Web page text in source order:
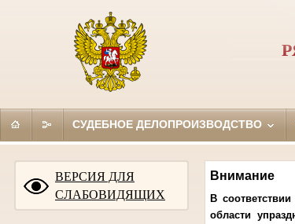
СУДЕБНОЕ ДЕЛОПРОИЗВОДСТВО
ВЕРСИЯ ДЛЯ
СЛАБОВИДЯЩИХ
Внимание
В
области